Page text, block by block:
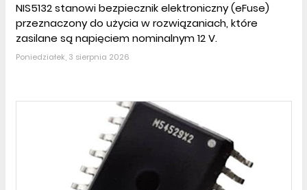
NIS5132 stanowi bezpiecznik elektroniczny (eFuse)
przeznaczony do użycia w rozwiązaniach, które
zasilane są napięciem nominalnym 12 V.
Poniedziałek, 3 sierpnia 2026